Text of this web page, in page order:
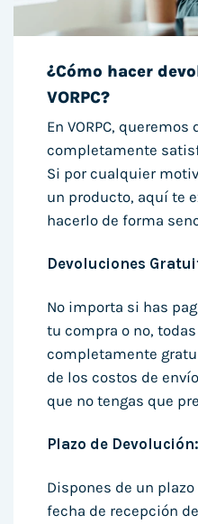
¿Cómo hacer
VORPC?
En VORPC, queremos
completamente
Si por cualquier
un producto, aquí te
hacerlo de forma
Devoluciones
No importa si has
tu compra o no,
completamente
de los costos de
que no tengas que
Plazo de Devolución:
Dispones de un
fecha de recepción